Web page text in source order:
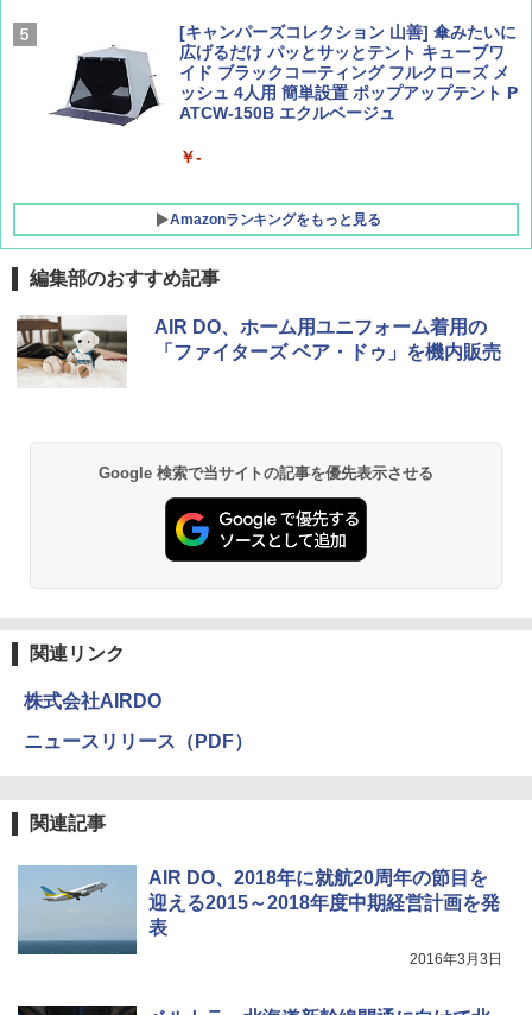
[キャンパーズコレクション 山善] 傘みたいに
広げるだけ パッとサッとテント キューブワ
イド ブラックコーティング フルクローズ メ
ッシュ 4人用 簡単設置 ポップアップテント P
ATCW-150B エクルベージュ
￥-
Amazonランキングをもっと見る
熊撃退スプレー 熊よけスプレー 熊スプレー
【日本企業販売】超強力クマ対策スプレー 30
0ml（連続噴射30秒）110ml（連続噴射15
防災用品 長期保存可能 緊急時用 日本国内発
￥3,680
026リニューアル 急速冷凍 空間倍増 衛生的
-08EX カーキ ソロキャンプ ポリエステル フ
DEWEL パラソル 大型 ビーチ アウトドアパ
ラソル ガーデン サイトシート付 折りたたみ
防水 UVカット 4段階高さ調整 軽量 収納袋付
編集部のおすすめ記事
AIR DO、ホーム用ユニフォーム着用の
「ファイターズ ベア・ドゥ」を機内販売
Google 検索で当サイトの記事を優先表示させる
関連リンク
株式会社AIRDO
ニュースリリース（PDF）
関連記事
AIR DO、2018年に就航20周年の節目を
迎える2015～2018年度中期経営計画を発
表
2016年3月3日